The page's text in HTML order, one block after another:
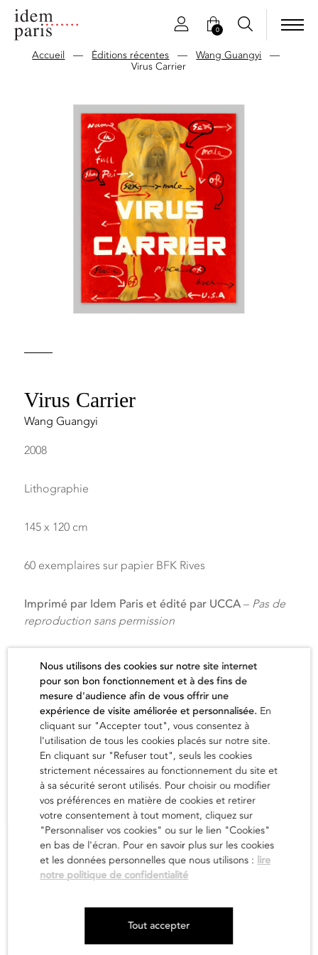
0
Accueil — Éditions récentes —Wang Guangyi —
Virus Carrier
Virus Carrier
Wang Guangyi
2008
Lithographie
145 x 120 cm
60 exemplaires sur papier BFK Rives
Imprimé par Idem Paris et édité par UCCA– Pas de
reproduction sans permission
Prix sur demande
L'artiste
en savoir
Newsletter
Nous utilisons des cookies sur notre site internet
pour son bon fonctionnement et à des fins de
mesure d'audience afin de vous offrir une
expérience de visite améliorée et personnalisée. En
cliquant sur "Accepter tout", vous consentez à
l'utilisation de tous les cookies placés sur notre site.
En cliquant sur "Refuser tout", seuls les cookies
strictement nécessaires au fonctionnement du site et
à sa sécurité seront utilisés. Pour choisir ou modifier
vos préférences en matière de cookies et retirer
votre consentement à tout moment, cliquez sur
"Personnaliser vos cookies" ou sur le lien "Cookies"
en bas de l'écran. Pour en savoir plus sur les cookies
et les données personnelles que nous utilisons : lire
notre politique de confidentialité
Tout accepter